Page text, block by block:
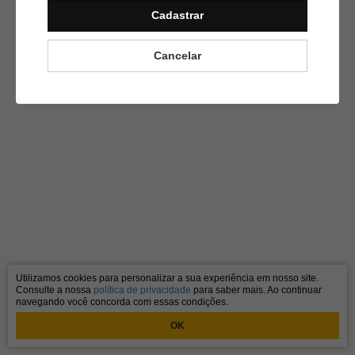
Cadastrar
Cancelar
Utilizamos cookies para personalizar a sua experiência em nosso site.
Consulte a nossa política de privacidade para saber mais. Ao continuar
navegando você concorda com essas condições.
OK